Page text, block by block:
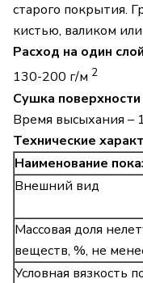
старого покрытия.
кистью, валиком
Расход на один слой
130-200 г/м 2
Сушка поверхности
Время высыхания –
Технические
Наименование
Внешний вид
Массовая доля
веществ, %, не
Условная вязкость